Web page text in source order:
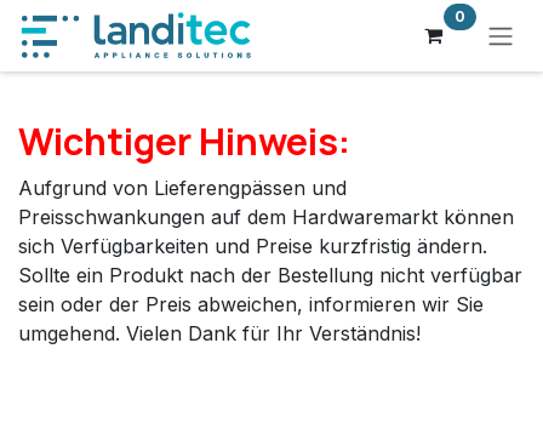
Zum Inhalt springen 0
Wichtiger Hinweis:
Aufgrund von Lieferengpässen und
Preisschwankungen auf dem Hardwaremarkt können
sich Verfügbarkeiten und Preise kurzfristig ändern.
Sollte ein Produkt nach der Bestellung nicht verfügbar
sein oder der Preis abweichen, informieren wir Sie
umgehend. Vielen Dank für Ihr Verständnis!